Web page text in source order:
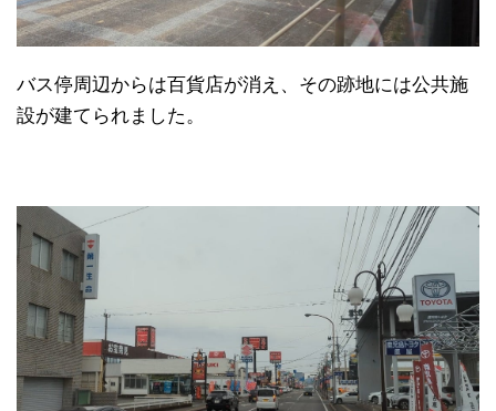
バス停周辺からは百貨店が消え、その跡地には公共施
設が建てられました。